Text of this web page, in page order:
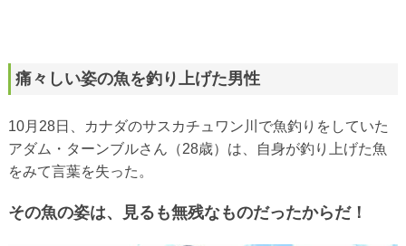
痛々しい姿の魚を釣り上げた男性
10月28日、カナダのサスカチュワン川で魚釣りをしていた
アダム・ターンブルさん（28歳）は、自身が釣り上げた魚
をみて言葉を失った。
その魚の姿は、見るも無残なものだったからだ！